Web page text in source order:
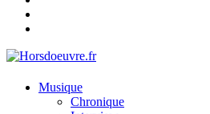
Musique
Chronique